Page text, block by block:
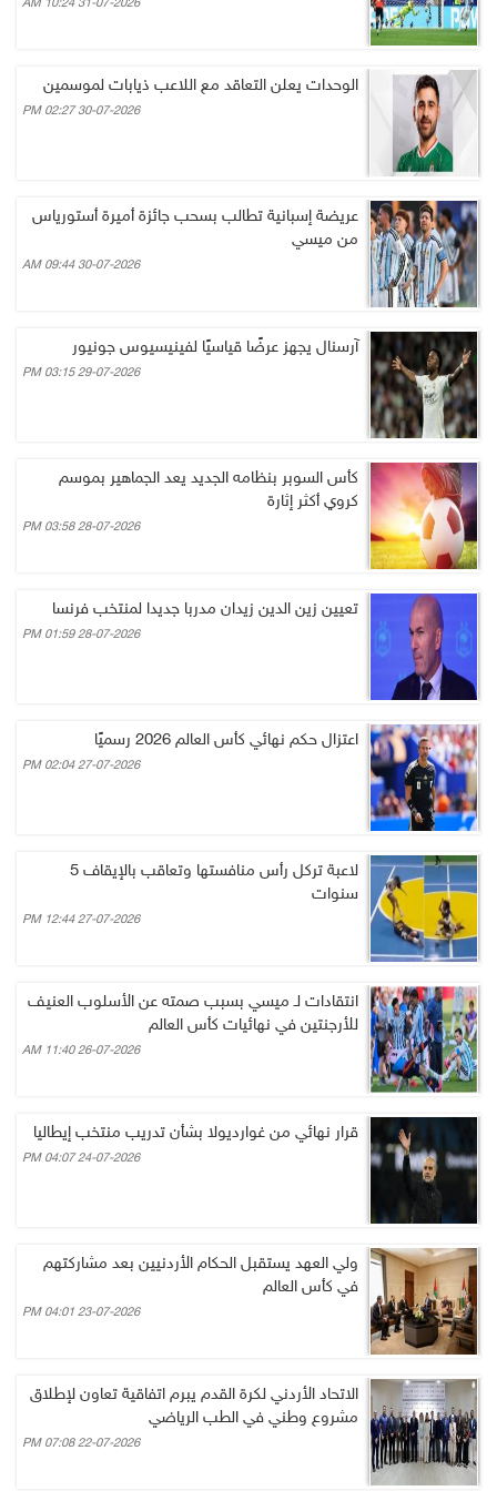
31-07-2026 10:24 AM
الوحدات يعلن التعاقد مع اللاعب ذيابات لموسمين
30-07-2026 02:27 PM
عريضة إسبانية تطالب بسحب جائزة أميرة أستورياس
من ميسي
30-07-2026 09:44 AM
آرسنال يجهز عرضًا قياسيًا لفينيسيوس جونيور
29-07-2026 03:15 PM
كأس السوبر بنظامه الجديد يعد الجماهير بموسم
كروي أكثر إثارة
28-07-2026 03:58 PM
تعيين زين الدين زيدان مدربا جديدا لمنتخب فرنسا
28-07-2026 01:59 PM
اعتزال حكم نهائي كأس العالم 2026 رسميًا
27-07-2026 02:04 PM
لاعبة تركل رأس منافستها وتعاقب بالإيقاف 5
سنوات
27-07-2026 12:44 PM
انتقادات لـ ميسي بسبب صمته عن الأسلوب العنيف
للأرجنتين في نهائيات كأس العالم
26-07-2026 11:40 AM
قرار نهائي من غوارديولا بشأن تدريب منتخب إيطاليا
24-07-2026 04:07 PM
ولي العهد يستقبل الحكام الأردنيين بعد مشاركتهم
في كأس العالم
23-07-2026 04:01 PM
الاتحاد الأردني لكرة القدم يبرم اتفاقية تعاون لإطلاق
مشروع وطني في الطب الرياضي
22-07-2026 07:08 PM